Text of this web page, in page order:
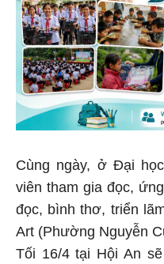
Cùng ngày, ở Đại
viên tham gia đọc,
đọc, bình thơ, triển
Art (Phường Nguyễn
Tối 16/4 tại Hội An